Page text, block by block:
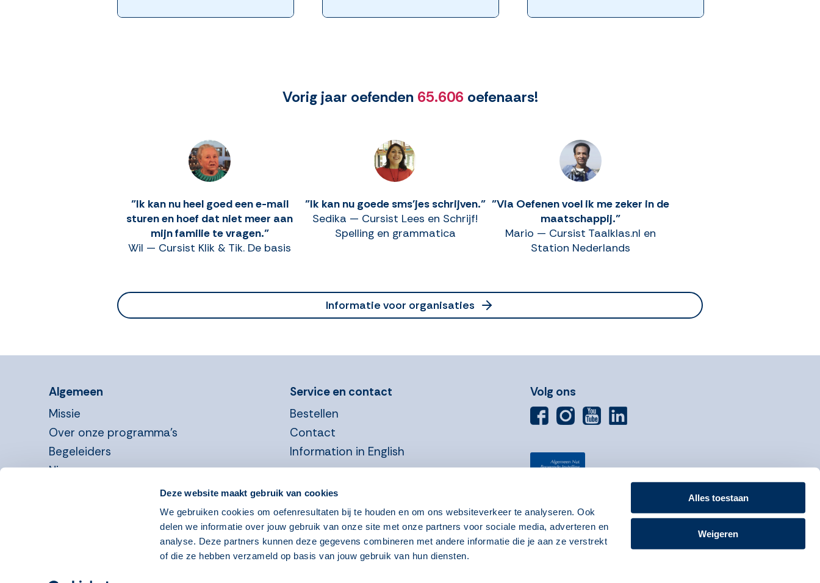
Deze website maakt gebruik van cookies
We gebruiken cookies om oefenresultaten bij te houden en om ons websiteverkeer te analyseren. Ook
delen we informatie over jouw gebruik van onze site met onze partners voor sociale media, adverteren en
analyse. Deze partners kunnen deze gegevens combineren met andere informatie die je aan ze verstrekt
of die ze hebben verzameld op basis van jouw gebruik van hun diensten.
Alles toestaan
Weigeren
Vorig jaar oefenden 65.606 oefenaars!
"Ik kan nu heel goed een e-mail
sturen en hoef dat niet meer aan
mijn familie te vragen."
Wil — Cursist Klik & Tik. De basis
"Ik kan nu goede sms'jes schrijven."
Sedika — Cursist Lees en Schrijf!
Spelling en grammatica
"Via Oefenen voel ik me zeker in de
maatschappij."
Mario — Cursist Taalklas.nl en
Station Nederlands
Informatie voor organisaties
Algemeen
Missie
Over onze programma’s
Begeleiders
Nieuws
Informatie voor organisaties
Service en contact
Bestellen
Contact
Information in English
Volg ons
Disclaimer Copyright 2026 Privacyverklaring Cookies